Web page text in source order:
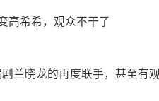
兰晓龙的再度联手，甚至有观